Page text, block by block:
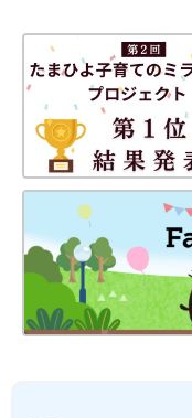
キッズ（左）ハーフパンツ
（税込）に
キッズ用のハーフパン
ックコットンを使用し
性があるので自分で履
も多いアイテムです。